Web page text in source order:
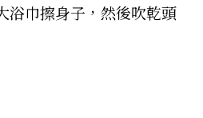
浴巾擦身子，然後吹乾頭